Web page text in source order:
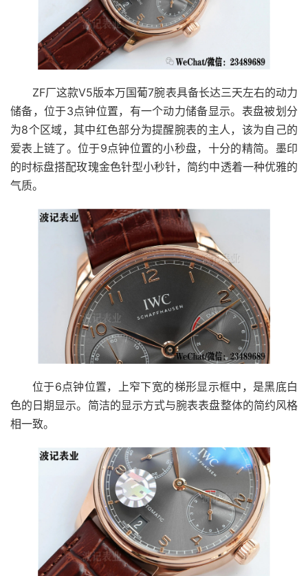
ZF厂这款V5版本万国葡7腕表具备长达三天左右的动力
储备，位于3点钟位置，有一个动力储备显示。表盘被划分
为8个区域，其中红色部分为提醒腕表的主人，该为自己的
爱表上链了。位于9点钟位置的小秒盘，十分的精简。墨印
的时标盘搭配玫瑰金色针型小秒针，简约中透着一种优雅的
气质。
位于6点钟位置，上窄下宽的梯形显示框中，是黑底白
色的日期显示。简洁的显示方式与腕表表盘整体的简约风格
相一致。